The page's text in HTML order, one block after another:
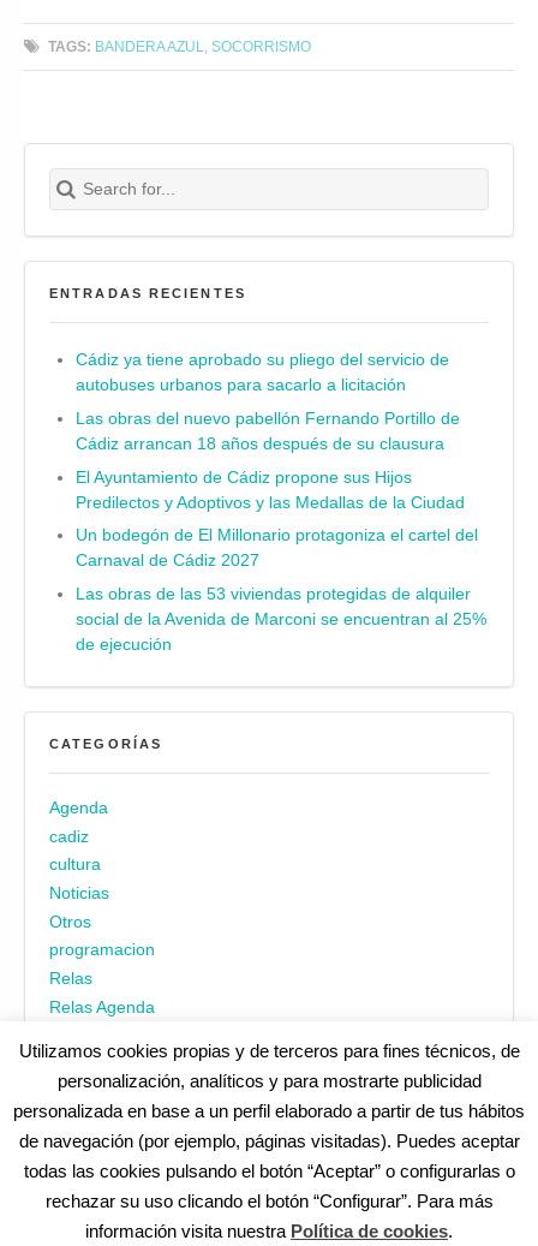
TAGS: BANDERA AZUL ,SOCORRISMO
Search for:
Buscar
ENTRADAS RECIENTES
Cádiz ya tiene aprobado su pliego del servicio de
autobuses urbanos para sacarlo a licitación
Las obras del nuevo pabellón Fernando Portillo de
Cádiz arrancan 18 años después de su clausura
El Ayuntamiento de Cádiz propone sus Hijos
Predilectos y Adoptivos y las Medallas de la Ciudad
Un bodegón de El Millonario protagoniza el cartel del
Carnaval de Cádiz 2027
Las obras de las 53 viviendas protegidas de alquiler
social de la Avenida de Marconi se encuentran al 25%
de ejecución
CATEGORÍAS
Agenda
cadiz
cultura
Noticias
Otros
programacion
Relas
Relas Agenda
¿No encuentras alguna cosa? Echa un vistazo encadiz.es|
Aviso legal| Política de privacidad|Accesibilidad| Política de
Utilizamos cookies propias y de terceros para fines técnicos, de
personalización, analíticos y para mostrarte publicidad
personalizada en base a un perfil elaborado a partir de tus hábitos
de navegación (por ejemplo, páginas visitadas). Puedes aceptar
todas las cookies pulsando el botón “Aceptar” o configurarlas o
rechazar su uso clicando el botón “Configurar”. Para más
información visita nuestra Política de cookies.